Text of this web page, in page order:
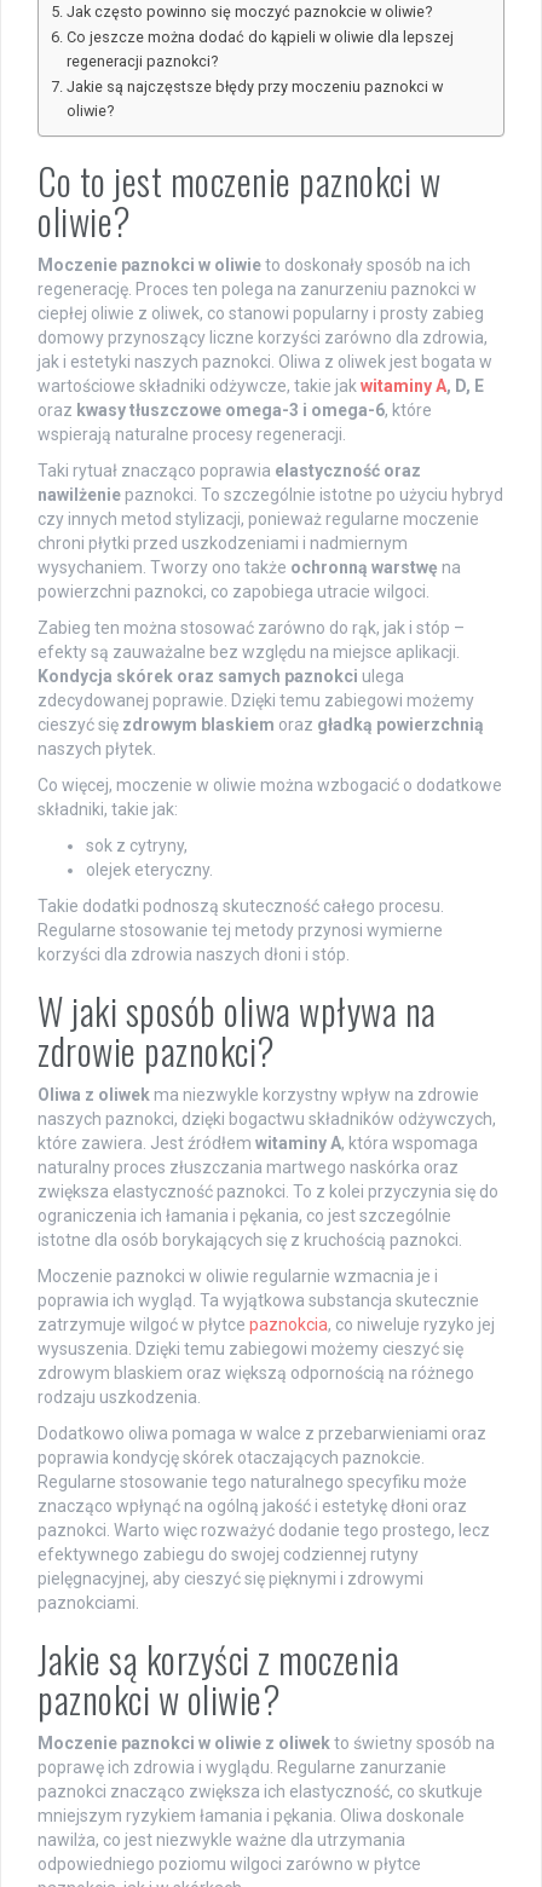
Jak często powinno się moczyć paznokcie w oliwie?
Co jeszcze można dodać do kąpieli w oliwie dla lepszej
regeneracji paznokci?
Jakie są najczęstsze błędy przy moczeniu paznokci w
oliwie?
Co to jest moczenie paznokci w
oliwie?
Moczenie paznokci w oliwieto doskonały sposób na ich
regenerację. Proces ten polega na zanurzeniu paznokci w
ciepłej oliwie z oliwek, co stanowi popularny i prosty zabieg
domowy przynoszący liczne korzyści zarówno dla zdrowia,
jak i estetyki naszych paznokci. Oliwa z oliwek jest bogata w
wartościowe składniki odżywcze, takie jak witaminy A, D, E
oraz kwasy tłuszczowe omega-3 i omega-6, które
wspierają naturalne procesy regeneracji.
Taki rytuał znacząco poprawia elastyczność oraz
nawilżenie paznokci. To szczególnie istotne po użyciu hybryd
czy innych metod stylizacji, ponieważ regularne moczenie
chroni płytki przed uszkodzeniami i nadmiernym
wysychaniem. Tworzy ono także ochronną warstwę na
powierzchni paznokci, co zapobiega utracie wilgoci.
Zabieg ten można stosować zarówno do rąk, jak i stóp –
efekty są zauważalne bez względu na miejsce aplikacji.
Kondycja skórek oraz samych paznokci ulega
zdecydowanej poprawie. Dzięki temu zabiegowi możemy
cieszyć się zdrowym blaskiem oraz gładką powierzchnią
naszych płytek.
Co więcej, moczenie w oliwie można wzbogacić o dodatkowe
składniki, takie jak:
sok z cytryny,
olejek eteryczny.
Takie dodatki podnoszą skuteczność całego procesu.
Regularne stosowanie tej metody przynosi wymierne
korzyści dla zdrowia naszych dłoni i stóp.
W jaki sposób oliwa wpływa na
zdrowie paznokci?
Oliwa z oliwek ma niezwykle korzystny wpływ na zdrowie
naszych paznokci, dzięki bogactwu składników odżywczych,
które zawiera. Jest źródłem witaminy A, która wspomaga
naturalny proces złuszczania martwego naskórka oraz
zwiększa elastyczność paznokci. To z kolei przyczynia się do
ograniczenia ich łamania i pękania, co jest szczególnie
istotne dla osób borykających się z kruchością paznokci.
Moczenie paznokci w oliwie regularnie wzmacnia je i
poprawia ich wygląd. Ta wyjątkowa substancja skutecznie
zatrzymuje wilgoć w płytce paznokcia, co niweluje ryzyko jej
wysuszenia. Dzięki temu zabiegowi możemy cieszyć się
zdrowym blaskiem oraz większą odpornością na różnego
rodzaju uszkodzenia.
Dodatkowo oliwa pomaga w walce z przebarwieniami oraz
poprawia kondycję skórek otaczających paznokcie.
Regularne stosowanie tego naturalnego specyfiku może
znacząco wpłynąć na ogólną jakość i estetykę dłoni oraz
paznokci. Warto więc rozważyć dodanie tego prostego, lecz
efektywnego zabiegu do swojej codziennej rutyny
pielęgnacyjnej, aby cieszyć się pięknymi i zdrowymi
paznokciami.
Jakie są korzyści z moczenia
paznokci w oliwie?
Moczenie paznokci w oliwie z oliwekto świetny sposób na
poprawę ich zdrowia i wyglądu. Regularne zanurzanie
paznokci znacząco zwiększa ich elastyczność, co skutkuje
mniejszym ryzykiem łamania i pękania. Oliwa doskonale
nawilża, co jest niezwykle ważne dla utrzymania
odpowiedniego poziomu wilgoci zarówno w płytce